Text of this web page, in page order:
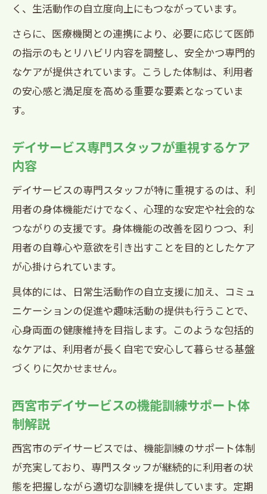
く、生活動作の自立度向上にもつながっています。
さらに、医療機関との連携により、必要に応じて医師
の指示のもとリハビリ内容を調整し、安全かつ専門的
なケアが提供されています。こうした体制は、利用者
の安心感と満足度を高める重要な要素となっていま
す。
デイサービス専門スタッフが重視するケア
内容
デイサービスの専門スタッフが特に重視するのは、利
用者の身体機能だけでなく、心理的な安定や社会的な
つながりの支援です。身体機能の改善を図りつつ、利
用者の自尊心や意欲を引き出すことを目的としたケア
が心掛けられています。
具体的には、日常生活動作の自立支援に加え、コミュ
ニケーションの促進や趣味活動の提供も行うことで、
心身両面の健康維持を目指します。このような包括的
なケアは、利用者が長く自宅で安心して暮らせる基盤
づくりに欠かせません。
西宮市デイサービスの機能訓練サポート体
制解説
西宮市のデイサービスでは、機能訓練のサポート体制
が充実しており、専門スタッフが継続的に利用者の状
態を把握しながら適切な訓練を提供しています。定期